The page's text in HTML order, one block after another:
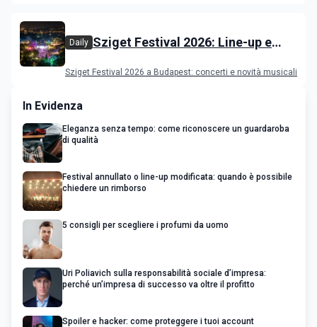
Daily Sziget Festival 2026: Line-up e
Sziget Festival 2026 a Budapest: concerti e novità musicali
In Evidenza
Eleganza senza tempo: come riconoscere un guardaroba
di qualità
Festival annullato o line-up modificata: quando è possibile
chiedere un rimborso
5 consigli per scegliere i profumi da uomo
Uri Poliavich sulla responsabilità sociale d’impresa:
perché un’impresa di successo va oltre il profitto
Spoiler e hacker: come proteggere i tuoi account